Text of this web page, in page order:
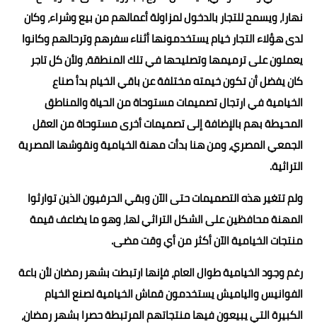
نهارا، ويسمح للتجار بالدخول لمزاولة أعمالهم من بيع وشراء، وكان
لدى هؤلاء التجار خيام يستخدمونها أثناء سفرهم وترحالهم وكانوا
يعملون على ترميمها وتصليحها في تلك المنطقة، ولأن كل تاجر
كان يفضل أن تكون خيمته مختلفة عن باقي الخيام بدأ صناع
الخيامية في ارتجال تصميمات مستوحاة من الحياة والمناطق
المحيطة بهم بالإضافة إلى تصميمات أخرى مستوحاة من العقل
الجمعي المصري، ومن هنا بدأت مهنة الخيامية ونقوشها المصرية
التراثية.
ولم تتغير هذه التصميمات حتى الآن وبقي الحرفيون الذين توارثوا
المهنة محافظين على الشكل التراثي لها، وهو ما يضاعف قيمة
منتجات الخيامية الآن أكثر من أي وقت مضى.
رغم وجود الخيامية طوال العام، فإنها ارتبطت بشهر رمضان لأن باعة
الفوانيس والياميش يستخدمون قماش الخيامية لصنع الخيام
الكبيرة التي يبيعون فيها منتجاتهم المرتبطة حصرا بشهر رمضان،